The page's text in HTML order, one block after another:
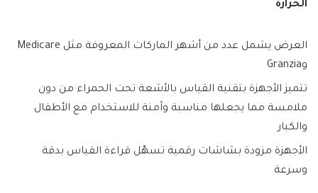
الحرارة
العرض يشمل عدد من أشهر الماركات المعروفة مثل Medicare
وGranzia
تتميز الأجهزة بتقنية القياس بالأشعة تحت الحمراء من دون
ملامسة مما يجعلها مناسبة وآمنة للاستخدام مع الأطفال
والكبار
الأجهزة مزودة بشاشات رقمية تسهّل قراءة القياس بدقة
وسرعة